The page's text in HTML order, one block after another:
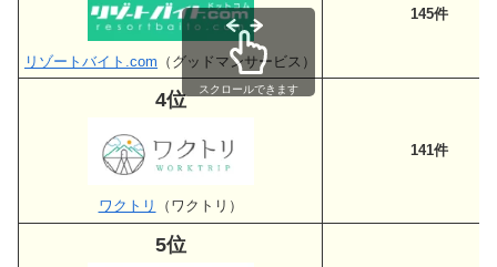
リゾートバイト.com （グッドマンサービス）
145件
4位
ワクトリ （ワクトリ）
141件
5位
スクロールできます